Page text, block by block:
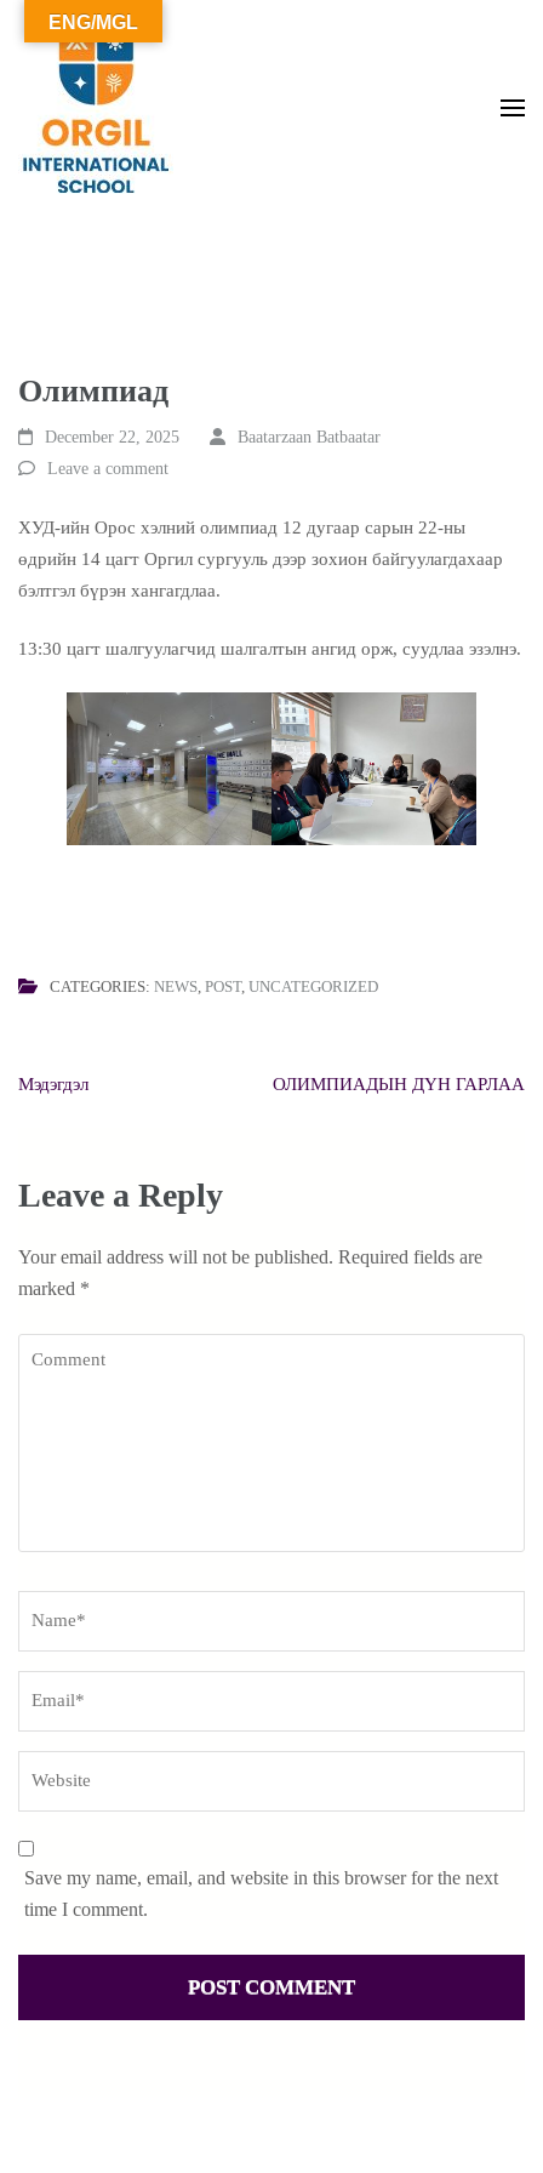
Олимпиад
December 22, 2025
Baatarzaan Batbaatar
Leave a comment
ХУД-ийн Орос хэлний олимпиад 12 дугаар сарын 22-ны
өдрийн 14 цагт Оргил сургууль дээр зохион байгуулагдахаар
бэлтгэл бүрэн хангагдлаа.
13:30 цагт шалгуулагчид шалгалтын ангид орж, суудлаа эзэлнэ.
CATEGORIES: NEWS, POST, UNCATEGORIZED
Post
Мэдэгдэл ОЛИМПИАДЫН ДҮН ГАРЛАА
Leave a Reply
Your email address will not be published. Required fields are
marked *
Save my name, email, and website in this browser for the next
time I comment.
ENG/MGL